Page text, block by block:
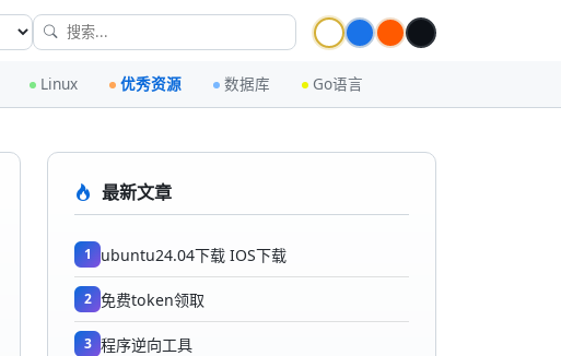
Linux 优秀资源 数据库 Go语言
最新文章
1 ubuntu24.04下载 IOS下载
2 免费token领取
3 程序逆向工具